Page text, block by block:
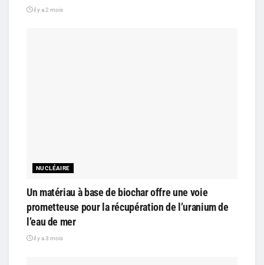
il y a 2 mois
NUCLÉAIRE
Un matériau à base de biochar offre une voie
prometteuse pour la récupération de l’uranium de
l’eau de mer
il y a 3 mois